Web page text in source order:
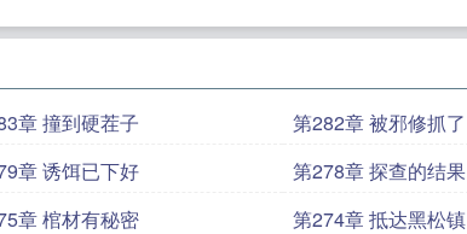
章 撞到硬茬子
第282章 被邪修抓了
章 诱饵已下好
第278章 探查的结果
章 棺材有秘密 第274章 抵达黑松镇